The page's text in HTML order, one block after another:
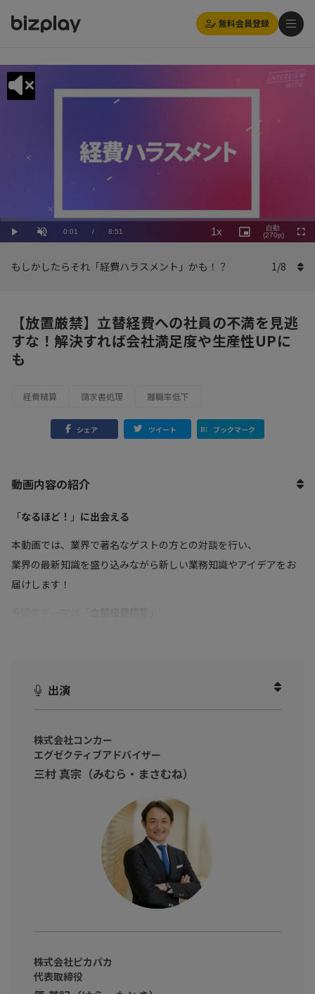
無料会員登録
Play UnmuteCurrent
0:01 / Duration
8:51
Loaded:
6.79%
1x
Rate
Picture-
in-
自動
(270p)
もしかしたらそれ「経費ハラスメント」かも！？ 1/8
【放置厳禁】立替経費への社員の不満を見逃
すな！解決すれば会社満足度や生産性UPに
も
経費精算 請求書処理 離職率低下
シェア ツイート ブックマーク
動画内容の紹介
「なるほど！ 」 に出会える
本動画では、業界で著名なゲストの方との対談を行い、
業界の最新知識を盛り込みながら新しい業務知識やアイデアをお
届けします！
り締まりの厳格化で現場の負担が増え、それが働きずらさにも繋
がっていると言います。
ツールの選択」です。
では、どのように実践していけばよいのでしょうか。
本動画では、経費精算の実情に詳しい三村 真宗氏（株式会社コン
カー エグゼクティブアドバイザー）、出張手配の一元化クラウド
サービスを提供する原 基記氏（株式会社ピカパカ 代表取締役）を
お招きし、立替経費精算の課題とその解決策についてお伺いしま
出演
株式会社コンカー
エグゼクティブアドバイザー
三村 真宗（みむら・まさむね）
株式会社ピカパカ
代表取締役